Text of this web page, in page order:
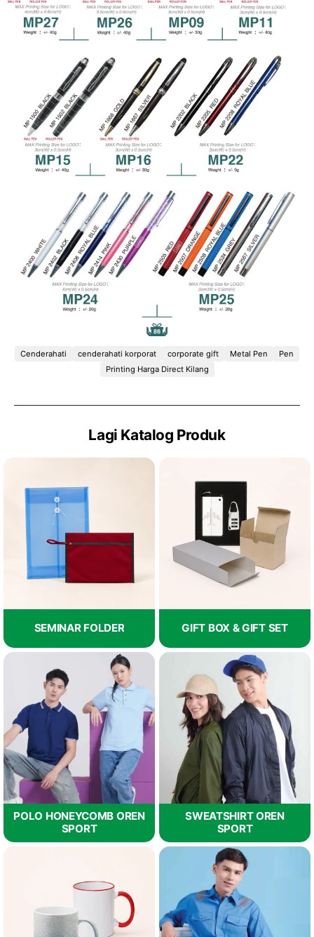
Cenderahati cenderahati korporat corporate gift Metal Pen
Pen
Printing Harga Direct Kilang
Lagi Katalog Produk
SEMINAR FOLDER GIFT BOX & GIFT SET
POLO HONEYCOMB OREN
SPORT
SWEATSHIRT OREN
SPORT